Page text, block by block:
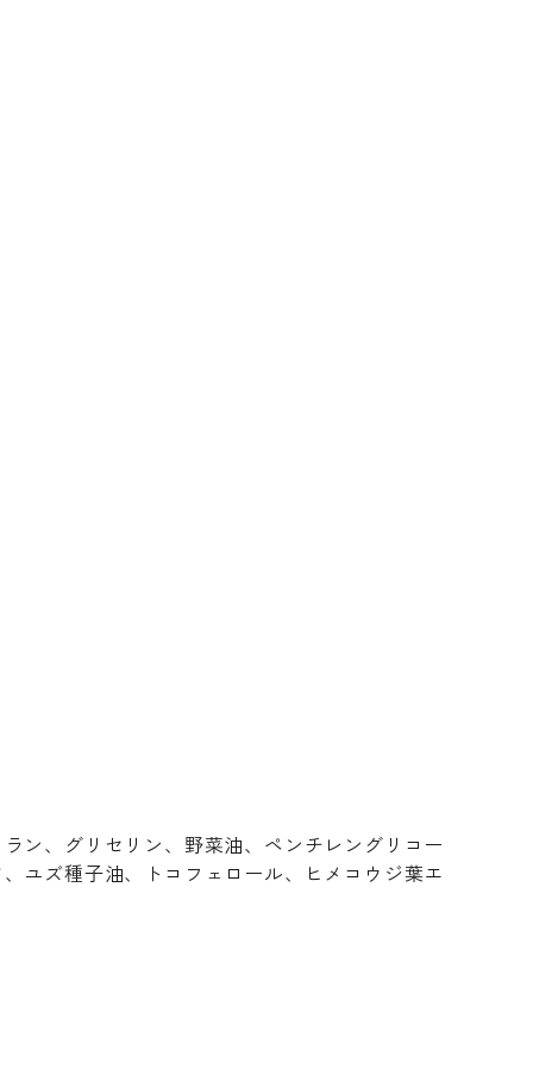
ン、グリセリン、野菜油、ペンチレングリコー
ユズ種子油、トコフェロール、ヒメコウジ葉エ